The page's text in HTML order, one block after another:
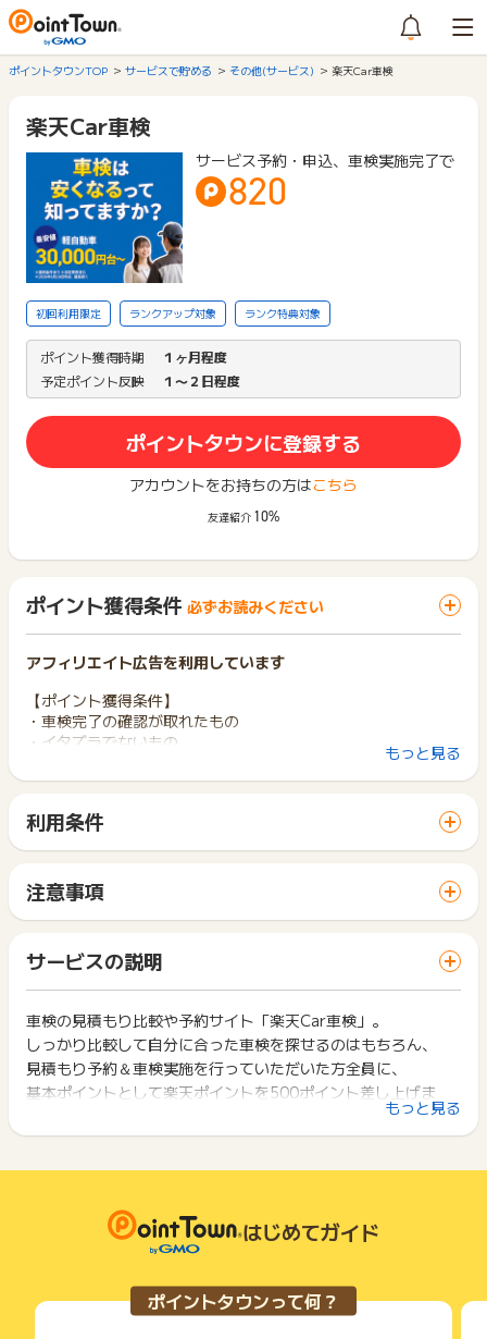
ポイントタウンTOP サービスで貯める その他(サービス) 楽天Car車検
楽天Car車検
サービス予約・申込、車検実施完了で
820
初回利用限定 ランクアップ対象 ランク特典対象
ポイント獲得時期
１ヶ月程度
予定ポイント反映
１〜２日程度
ポイントタウンに登録する
アカウントをお持ちの方はこちら
友達紹介 10%
ポイント獲得条件 必ずお読みください
アフィリエイト広告を利用しています
【ポイント獲得条件】
・車検完了の確認が取れたもの
・イタズラでないもの
【ポイント獲得対象外条件】
・イタズラ
サポートでも対応いたしかねますので、ご了承のうえご利用く
ださい。
・獲得予定ポイントに反映されない
・非承認理由
※ポイントに関するお問い合わせは、ポイントタウンのサポート
お問い合わせをした場合、ポイント獲得対象外となる場合がご
ざいます。
もっと見る
利用条件
サイトに移動してからお申し込みやお買い物が完了するまでの
間に、同じブラウザ（※）で他のサイトに移動した場合はポイン
ト獲得ができません。
「 申込をしてポイントGET 」ボタンを押した時とサービス・
お買い物利用時で、デバイス・ブラウザが異なる場合はポイン
ト獲得ができません。
2回以上同じお買い物・サービスをご利用される場合は、毎回
ポイントタウンに戻り、「 申込をしてポイントGET 」ボタン
を押してからご利用ください。
下記の事項に該当する場合、広告主側で対象外とみなし、「獲
い物を複数回ご利用された場合
て一度でも同サービス・お買い物を利用されたことがある場合
ご利用前には、Cookieの削除をおこなっていただくことを推奨
サービス・お買い物利用時にお電話など2つ以上の申し込み方
法がある場合、必ずサイト上のWEBフォームからお申し込みく
注意事項
一部のサービスにつきましては、1商品につき10円単位の金額
は切り捨てとなります。
ポイント獲得が1ポイント未満のものは切り捨てとなり、ポイ
ント履歴には記載されません。
原則として広告主側のポイント等を利用して支払われた金額分
につきましては、ポイントタウンのポイント獲得の対象には含
まれません。
広告主が運営しているサービスの都合もしくは会員様の都合で
商品の交換や一部でもキャンセルされた場合、ポイントが無効
になる可能性もございます。
条件を達成しているかどうかは各広告主ではなく、代理店が行
っているため、広告主はポイントに関する詳細を把握しており
そのため、ポイントタウンのポイントに関するお問い合わせを
広告主様に直接行わないようお願いいたします。
サービスの説明
車検の見積もり比較や予約サイト「楽天Car車検」。
しっかり比較して自分に合った車検を探せるのはもちろん、
見積もり予約＆車検実施を行っていただいた方全員に、
基本ポイントとして楽天ポイントを500ポイント差し上げま
３）毎月1500ポイント以上もらえるキャンペーンを実施中！
最大2000～3000ポイントもらえるキャンペーンも！
４）安心安全なブランドが勢ぞろい
オートバックス・エネオス(ドクタードライブ)・アップル
車検など、
もっと見る
はじめてガイド
ポイントタウンって何？